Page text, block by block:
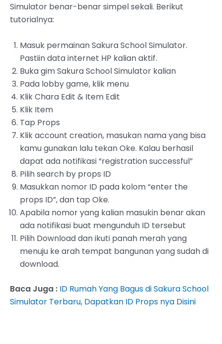
Simulator benar-benar simpel sekali. Berikut
tutorialnya:
Masuk permainan Sakura School Simulator.
Pastiin data internet HP kalian aktif.
‌Buka gim Sakura School Simulator kalian
Pada lobby game, klik menu
Klik Chara Edit & Item Edit
Klik Item
Tap Props
‌Klik account creation, masukan nama yang bisa
kamu gunakan lalu tekan Oke. Kalau berhasil
dapat ada notifikasi “registration successful”
‌Pilih search by props ID
‌Masukkan nomor ID pada kolom “enter the
props ID”, dan tap Oke.
Apabila nomor yang kalian masukin benar akan
ada notifikasi buat mengunduh ID tersebut
Pilih Download dan ikuti panah merah yang
menuju ke arah tempat bangunan yang sudah di
download.
Baca Juga : ID Rumah Yang Bagus di Sakura School
Simulator Terbaru, Dapatkan ID Props nya Disini